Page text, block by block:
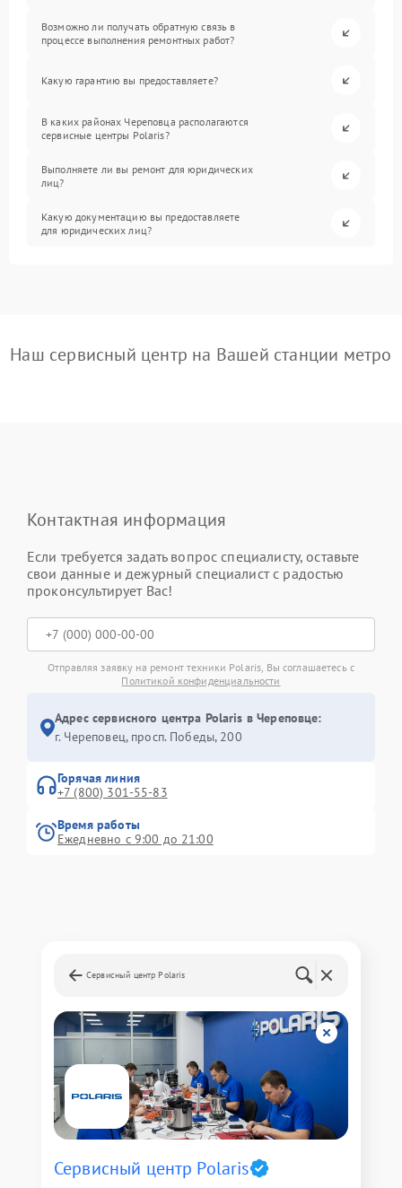
Возможно ли получать обратную связь в
процессе выполнения ремонтных работ?
Какую гарантию вы предоставляете?
В каких районах Череповца располагаются
сервисные центры Polaris?
Выполняете ли вы ремонт для юридических
лиц?
Какую документацию вы предоставляете
для юридических лиц?
Наш сервисный центр на Вашей станции метро
Контактная информация
Если требуется задать вопрос специалисту, оставьте
свои данные и дежурный специалист с радостью
проконсультирует Вас!
Отправляя заявку на ремонт техники Polaris, Вы соглашаетесь с
Политикой конфиденциальности
Адрес сервисного центра Polaris в Череповце:
г. Череповец, просп. Победы, 200
Горячая линия
+7 (800) 301-55-83
Время работы
Ежедневно с 9:00 до 21:00
Сервисный центр Polaris
Сервисный центр Polaris